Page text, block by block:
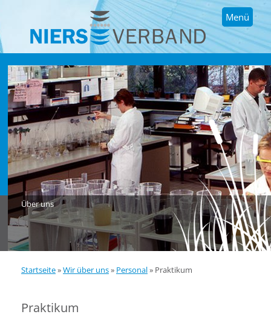
Menü
Über uns
Startseite»Wir über uns» Personal» Praktikum
Praktikum